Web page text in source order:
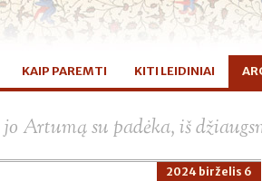
KAIP PAREMTI KITI LEIDINIAI
Artumą su padėka, iš
2024 birželis 6